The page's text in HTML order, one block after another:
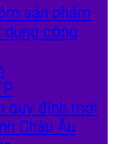
sản phẩm
công
quy định mới
Châu Âu